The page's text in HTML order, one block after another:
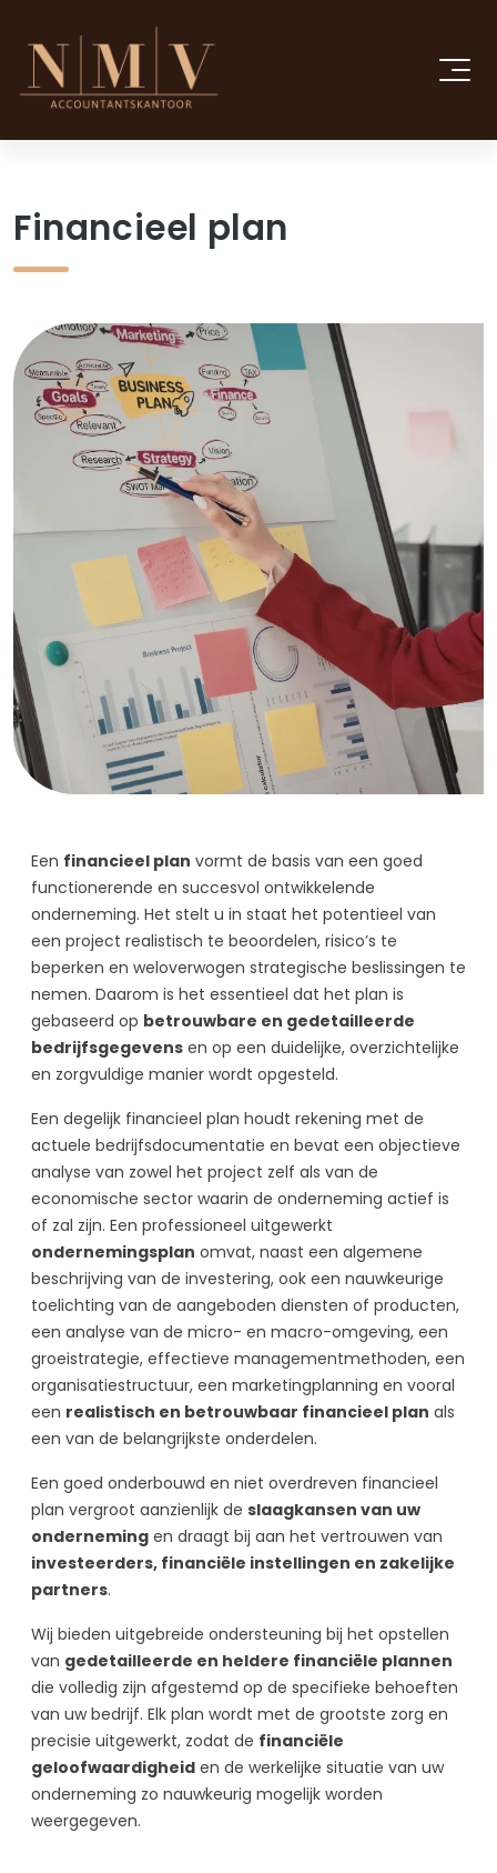
Financieel plan
Een financieel plan vormt de basis van een goed
functionerende en succesvol ontwikkelende
onderneming. Het stelt u in staat het potentieel van
een project realistisch te beoordelen, risico’s te
beperken en weloverwogen strategische beslissingen te
nemen. Daarom is het essentieel dat het plan is
gebaseerd op betrouwbare en gedetailleerde
bedrijfsgegevens en op een duidelijke, overzichtelijke
en zorgvuldige manier wordt opgesteld.
Een degelijk financieel plan houdt rekening met de
actuele bedrijfsdocumentatie en bevat een objectieve
analyse van zowel het project zelf als van de
economische sector waarin de onderneming actief is
of zal zijn. Een professioneel uitgewerkt
ondernemingsplan omvat, naast een algemene
beschrijving van de investering, ook een nauwkeurige
toelichting van de aangeboden diensten of producten,
een analyse van de micro- en macro-omgeving, een
groeistrategie, effectieve managementmethoden, een
organisatiestructuur, een marketingplanning en vooral
een realistisch en betrouwbaar financieel plan als
een van de belangrijkste onderdelen.
Een goed onderbouwd en niet overdreven financieel
plan vergroot aanzienlijk de slaagkansen van uw
onderneming en draagt bij aan het vertrouwen van
investeerders, financiële instellingen en zakelijke
partners.
Wij bieden uitgebreide ondersteuning bij het opstellen
van gedetailleerde en heldere financiële plannen
die volledig zijn afgestemd op de specifieke behoeften
van uw bedrijf. Elk plan wordt met de grootste zorg en
precisie uitgewerkt, zodat de financiële
geloofwaardigheid en de werkelijke situatie van uw
onderneming zo nauwkeurig mogelijk worden
weergegeven.